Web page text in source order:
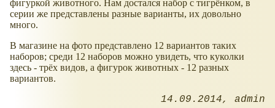
фигуркой животного. Нам достался набор с тигрёнком, в
серии же представлены разные варианты, их довольно
много.
В магазине на фото представлено 12 вариантов таких
наборов; среди 12 наборов можно увидеть, что куколки
здесь - трёх видов, а фигурок животных - 12 разных
вариантов.
14.09.2014 admin